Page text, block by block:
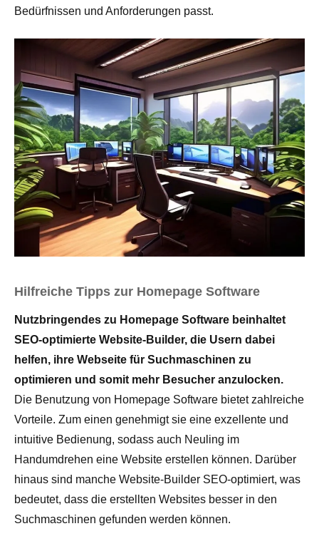
Bedürfnissen und Anforderungen passt.
Hilfreiche Tipps zur Homepage Software
Nutzbringendes zu Homepage Software beinhaltet
SEO-optimierte Website-Builder, die Usern dabei
helfen, ihre Webseite für Suchmaschinen zu
optimieren und somit mehr Besucher anzulocken.
Die Benutzung von Homepage Software bietet zahlreiche
Vorteile. Zum einen genehmigt sie eine exzellente und
intuitive Bedienung, sodass auch Neuling im
Handumdrehen eine Website erstellen können. Darüber
hinaus sind manche Website-Builder SEO-optimiert, was
bedeutet, dass die erstellten Websites besser in den
Suchmaschinen gefunden werden können.